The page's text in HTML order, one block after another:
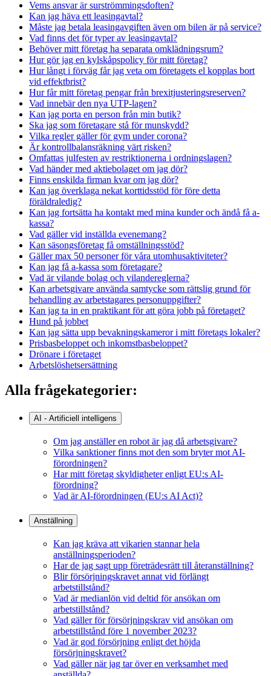
Vems ansvar är surströmmingsdoften?
Kan jag häva ett leasingavtal?
Måste jag betala leasingavgiften även om bilen är på service?
Vad finns det för typer av leasingavtal?
Behöver mitt företag ha separata omklädningsrum?
Hur gör jag en kylskåpspolicy för mitt företag?
Hur långt i förväg får jag veta om företagets el kopplas bort
vid effektbrist?
Hur får mitt företag pengar från brexitjusteringsreserven?
Vad innebär den nya UTP-lagen?
Kan jag porta en person från min butik?
Ska jag som företagare stå för munskydd?
Vilka regler gäller för gym under corona?
Är kontrollbalansräkning värt risken?
Omfattas julfesten av restriktionerna i ordningslagen?
Vad händer med aktiebolaget om jag dör?
Finns enskilda firman kvar om jag dör?
Kan jag överklaga nekat korttidsstöd för före detta
föräldraledig?
Kan jag fortsätta ha kontakt med mina kunder och ändå få a-
kassa?
Vad gäller vid inställda evenemang?
Kan säsongsföretag få omställningsstöd?
Gäller max 50 personer för våra utomhusaktiviteter?
Kan jag få a-kassa som företagare?
Vad är vilande bolag och vilandereglerna?
Kan arbetsgivare använda samtycke som rättslig grund för
behandling av arbetstagares personuppgifter?
Kan jag ta in en praktikant för att göra jobb på företaget?
Hund på jobbet
Kan jag sätta upp bevakningskameror i mitt företags lokaler?
Prisbasbeloppet och inkomstbasbeloppet?
Drönare i företaget
Arbetslöshetsersättning
Alla frågekategorier:
AI - Artificiell intelligens
Om jag anställer en robot är jag då arbetsgivare?
Vilka sanktioner finns mot den som bryter mot AI-
förordningen?
Har mitt företag skyldigheter enligt EU:s AI-
förordning?
Vad är AI-förordningen (EU:s AI Act)?
Anställning
Kan jag kräva att vikarien stannar hela
anställningsperioden?
Har de jag sagt upp företrädesrätt till återanställning?
Blir försörjningskravet annat vid förlängt
arbetstillstånd?
Vad är medianlön vid deltid för ansökan om
arbetstillstånd?
Vad gäller för försörjningskrav vid ansökan om
arbetstillstånd före 1 november 2023?
Vad är god försörjning enligt det höjda
försörjningskravet?
Vad gäller när jag tar över en verksamhet med